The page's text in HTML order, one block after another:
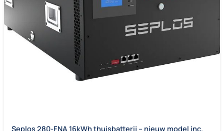
Seplos 280-FNA 16kWh thuisbatterij – nieuw model inc.